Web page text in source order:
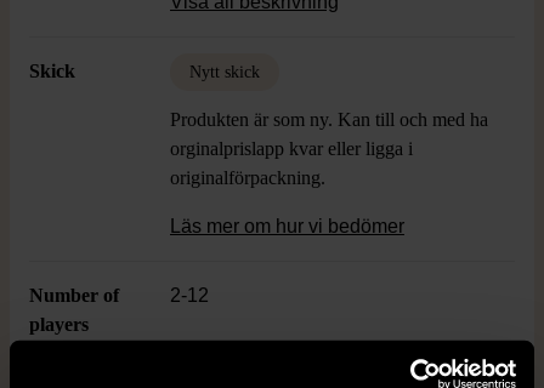
Skick Nytt skick
Produkten är som ny. Kan till och med ha
orginalprislapp kvar eller ligga i
originalförpackning.
Läs mer om hur vi bedömer
Number of
players
2-12